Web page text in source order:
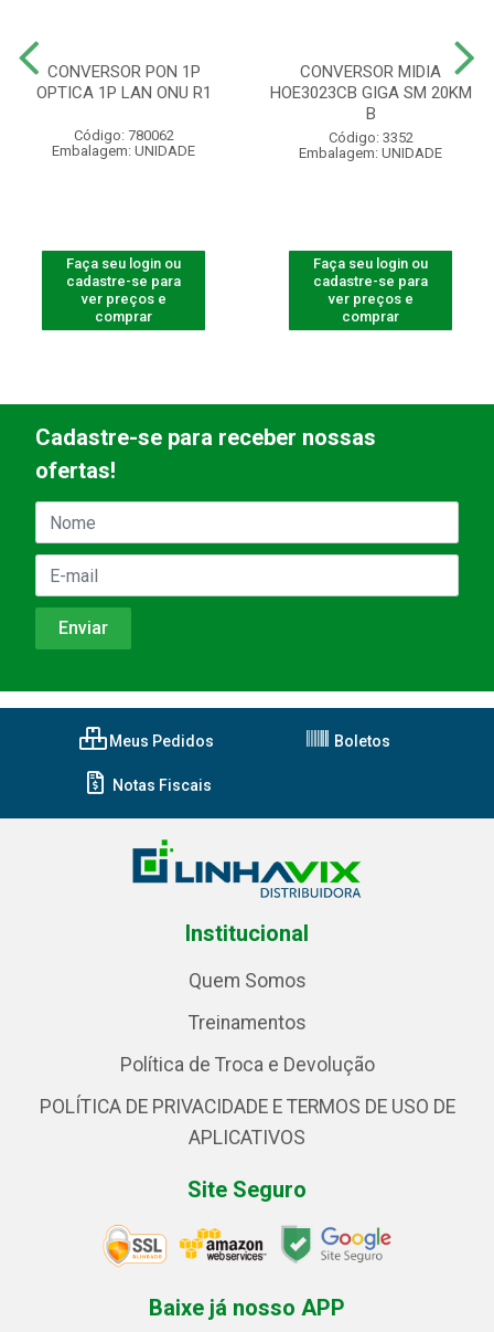
CONVERSOR PON 1P
OPTICA 1P LAN ONU R1
Código: 780062
Embalagem: UNIDADE
Faça seu login ou
cadastre-se para
ver preços e
comprar
CONVERSOR MIDIA
HOE3023CB GIGA SM 20KM
B
Código: 3352
Embalagem: UNIDADE
Faça seu login ou
cadastre-se para
ver preços e
comprar
Cadastre-se para receber nossas
ofertas!
Meus Pedidos Boletos
Notas Fiscais
Institucional
Quem Somos
Treinamentos
Política de Troca e Devolução
POLÍTICA DE PRIVACIDADE E TERMOS DE USO DE
APLICATIVOS
Site Seguro
Baixe já nosso APP